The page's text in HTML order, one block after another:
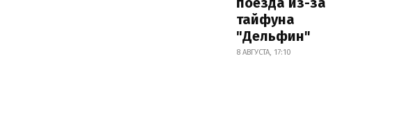
тайфуна
"Дельфин"
8 АВГУСТА, 17:10